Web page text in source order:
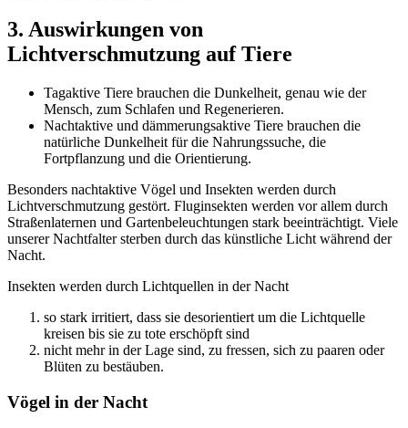
3. Auswirkungen von
Lichtverschmutzung auf Tiere
Tagaktive Tiere brauchen die Dunkelheit, genau wie der
Mensch, zum Schlafen und Regenerieren.
Nachtaktive und dämmerungsaktive Tiere brauchen die
natürliche Dunkelheit für die Nahrungssuche, die
Fortpflanzung und die Orientierung.
Besonders nachtaktive Vögel und Insekten werden durch
Lichtverschmutzung gestört. Fluginsekten werden vor allem durch
Straßenlaternen und Gartenbeleuchtungen stark beeinträchtigt. Viele
unserer Nachtfalter sterben durch das künstliche Licht während der
Nacht.
Insekten werden durch Lichtquellen in der Nacht
so stark irritiert, dass sie desorientiert um die Lichtquelle
kreisen bis sie zu tote erschöpft sind
nicht mehr in der Lage sind, zu fressen, sich zu paaren oder
Blüten zu bestäuben.
Vögel in der Nacht